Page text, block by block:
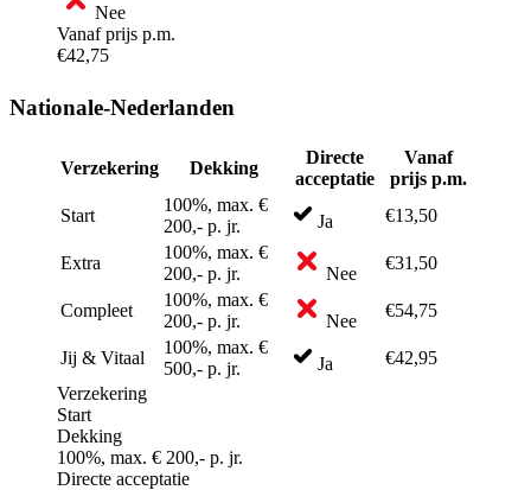
Nee
Vanaf prijs p.m.
€42,75
Nationale-Nederlanden
Verzekering Dekking
Directe
acceptatie
Vanaf
prijs p.m.
Start
100%, max. €
200,- p. jr.
Ja €13,50
Extra
100%, max. €
200,- p. jr.
Nee
€31,50
Compleet
100%, max. €
200,- p. jr.
Nee
€54,75
Jij & Vitaal
100%, max. €
500,- p. jr.
Ja
€42,95
Verzekering
Start
Dekking
100%, max. € 200,- p. jr.
Directe acceptatie